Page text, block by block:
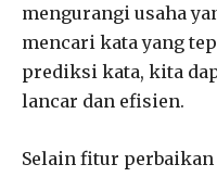
mengurangi usaha
mencari kata yang
prediksi kata, kita
lancar dan efisien.
Selain fitur